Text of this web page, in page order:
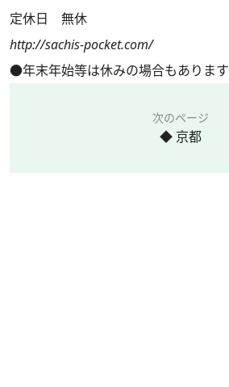
定休日 無休
http://sachis-pocket.com/
●年末年始等は休みの場合もあります
次のページ
◆ 京都